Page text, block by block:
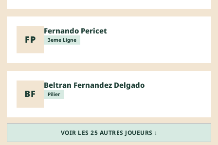
FP
Fernando Pericet
3eme Ligne
BF
Beltran Fernandez Delgado
Pilier
VOIR LES 25 AUTRES JOUEURS ↓